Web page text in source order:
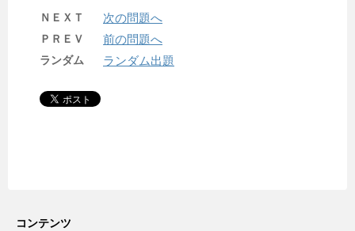
ＮＥＸＴ 次の問題へ
ＰＲＥＶ 前の問題へ
ランダム ランダム出題
コンテンツ